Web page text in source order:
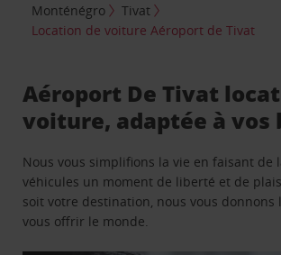
Monténégro
Tivat
Location de voiture Aéroport de Tivat
Aéroport De Tivat
voiture, adaptée à vos
Nous vous simplifions la vie en faisant de
véhicules un moment de liberté et de
soit votre destination, nous vous donnons
vous offrir le monde.